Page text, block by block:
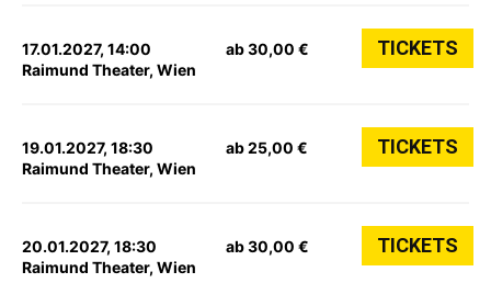
17.01.2027, 14:00
Raimund Theater, Wien
ab 30,00 € TICKETS
19.01.2027, 18:30
Raimund Theater, Wien
ab 25,00 € TICKETS
20.01.2027, 18:30
Raimund Theater, Wien
ab 30,00 € TICKETS